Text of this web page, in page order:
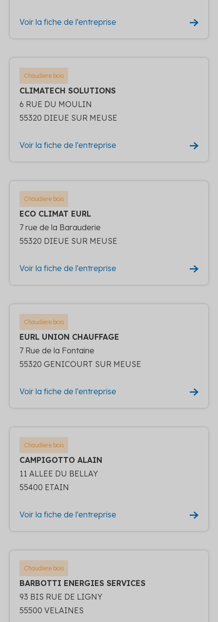
Voir la fiche de l'entreprise
Chaudiere bois
CLIMATECH SOLUTIONS
6 RUE DU MOULIN
55320 DIEUE SUR MEUSE
Voir la fiche de l'entreprise
Chaudiere bois
ECO CLIMAT EURL
7 rue de la Barauderie
55320 DIEUE SUR MEUSE
Voir la fiche de l'entreprise
Chaudiere bois
EURL UNION CHAUFFAGE
7 Rue de la Fontaine
55320 GENICOURT SUR MEUSE
Voir la fiche de l'entreprise
Chaudiere bois
CAMPIGOTTO ALAIN
11 ALLEE DU BELLAY
55400 ETAIN
Voir la fiche de l'entreprise
Chaudiere bois
BARBOTTI ENERGIES SERVICES
93 BIS RUE DE LIGNY
55500 VELAINES